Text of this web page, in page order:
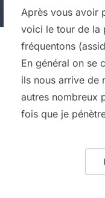
Après vous avoir
voici le tour de la
fréquentons
En général on se
ils nous arrive de
autres nombreux
fois que je